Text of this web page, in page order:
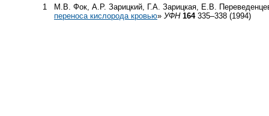
1
М.В. Фок, А.Р. Зарицкий, Г.А. Зарицкая, Е.В.
переноса кислорода кровью» УФН 164335–338 (1994)